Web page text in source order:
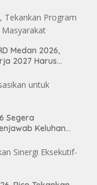
Medan 2026,
2027 Harus
Segera
Keluhan